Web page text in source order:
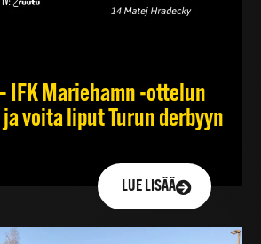
IFK Mariehamn -ottelun
voita liput Turun derbyyn
LUE LISÄÄ